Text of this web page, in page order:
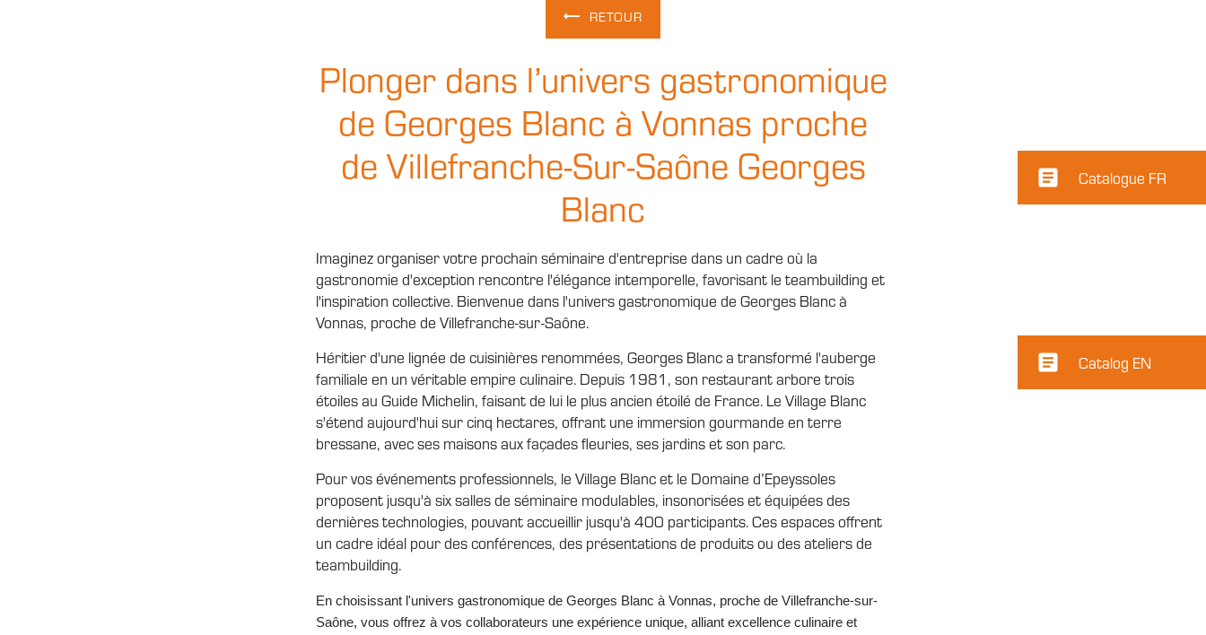
RETOUR
Plonger dans l’univers gastronomique
de Georges Blanc à Vonnas proche
de Villefranche-Sur-Saône Georges
Blanc
Imaginez organiser votre prochain séminaire d'entreprise dans un cadre où la
gastronomie d'exception rencontre l'élégance intemporelle, favorisant le teambuilding et
l'inspiration collective. Bienvenue dans l'univers gastronomique de Georges Blanc à
Vonnas, proche de Villefranche-sur-Saône.
Héritier d'une lignée de cuisinières renommées, Georges Blanc a transformé l'auberge
familiale en un véritable empire culinaire. Depuis 1981, son restaurant arbore trois
étoiles au Guide Michelin, faisant de lui le plus ancien étoilé de France. Le Village Blanc
s'étend aujourd'hui sur cinq hectares, offrant une immersion gourmande en terre
bressane, avec ses maisons aux façades fleuries, ses jardins et son parc.
Pour vos événements professionnels, le Village Blanc et le Domaine d’Epeyssoles
proposent jusqu'à six salles de séminaire modulables, insonorisées et équipées des
dernières technologies, pouvant accueillir jusqu'à 400 participants. Ces espaces offrent
un cadre idéal pour des conférences, des présentations de produits ou des ateliers de
teambuilding.
En choisissant l'univers gastronomique de Georges Blanc à Vonnas, proche de Villefranche-sur-
Saône, vous offrez à vos collaborateurs une expérience unique, alliant excellence culinaire et
article Catalogue FR
article Catalog EN